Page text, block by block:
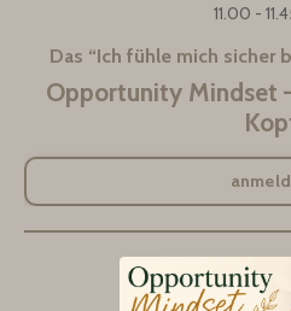
11.00 -
Das “Ich fühle mich sicher
Opportunity Mindset